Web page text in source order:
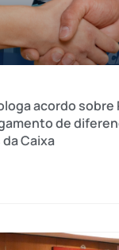
acordo sobre
de
Caixa